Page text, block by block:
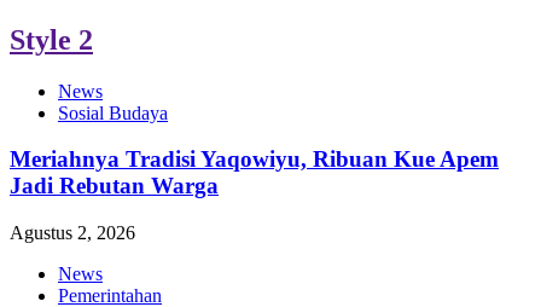
Style 2
News
Sosial Budaya
Meriahnya Tradisi Yaqowiyu, Ribuan Kue Apem
Jadi Rebutan Warga
Agustus 2, 2026
News
Pemerintahan